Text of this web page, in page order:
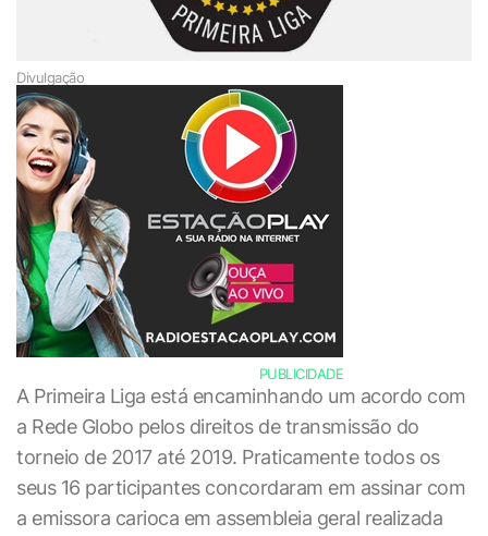
Divulgação
PUBLICIDADE
A Primeira Liga está encaminhando um acordo com
a Rede Globo pelos direitos de transmissão do
torneio de 2017 até 2019. Praticamente todos os
seus 16 participantes concordaram em assinar com
a emissora carioca em assembleia geral realizada